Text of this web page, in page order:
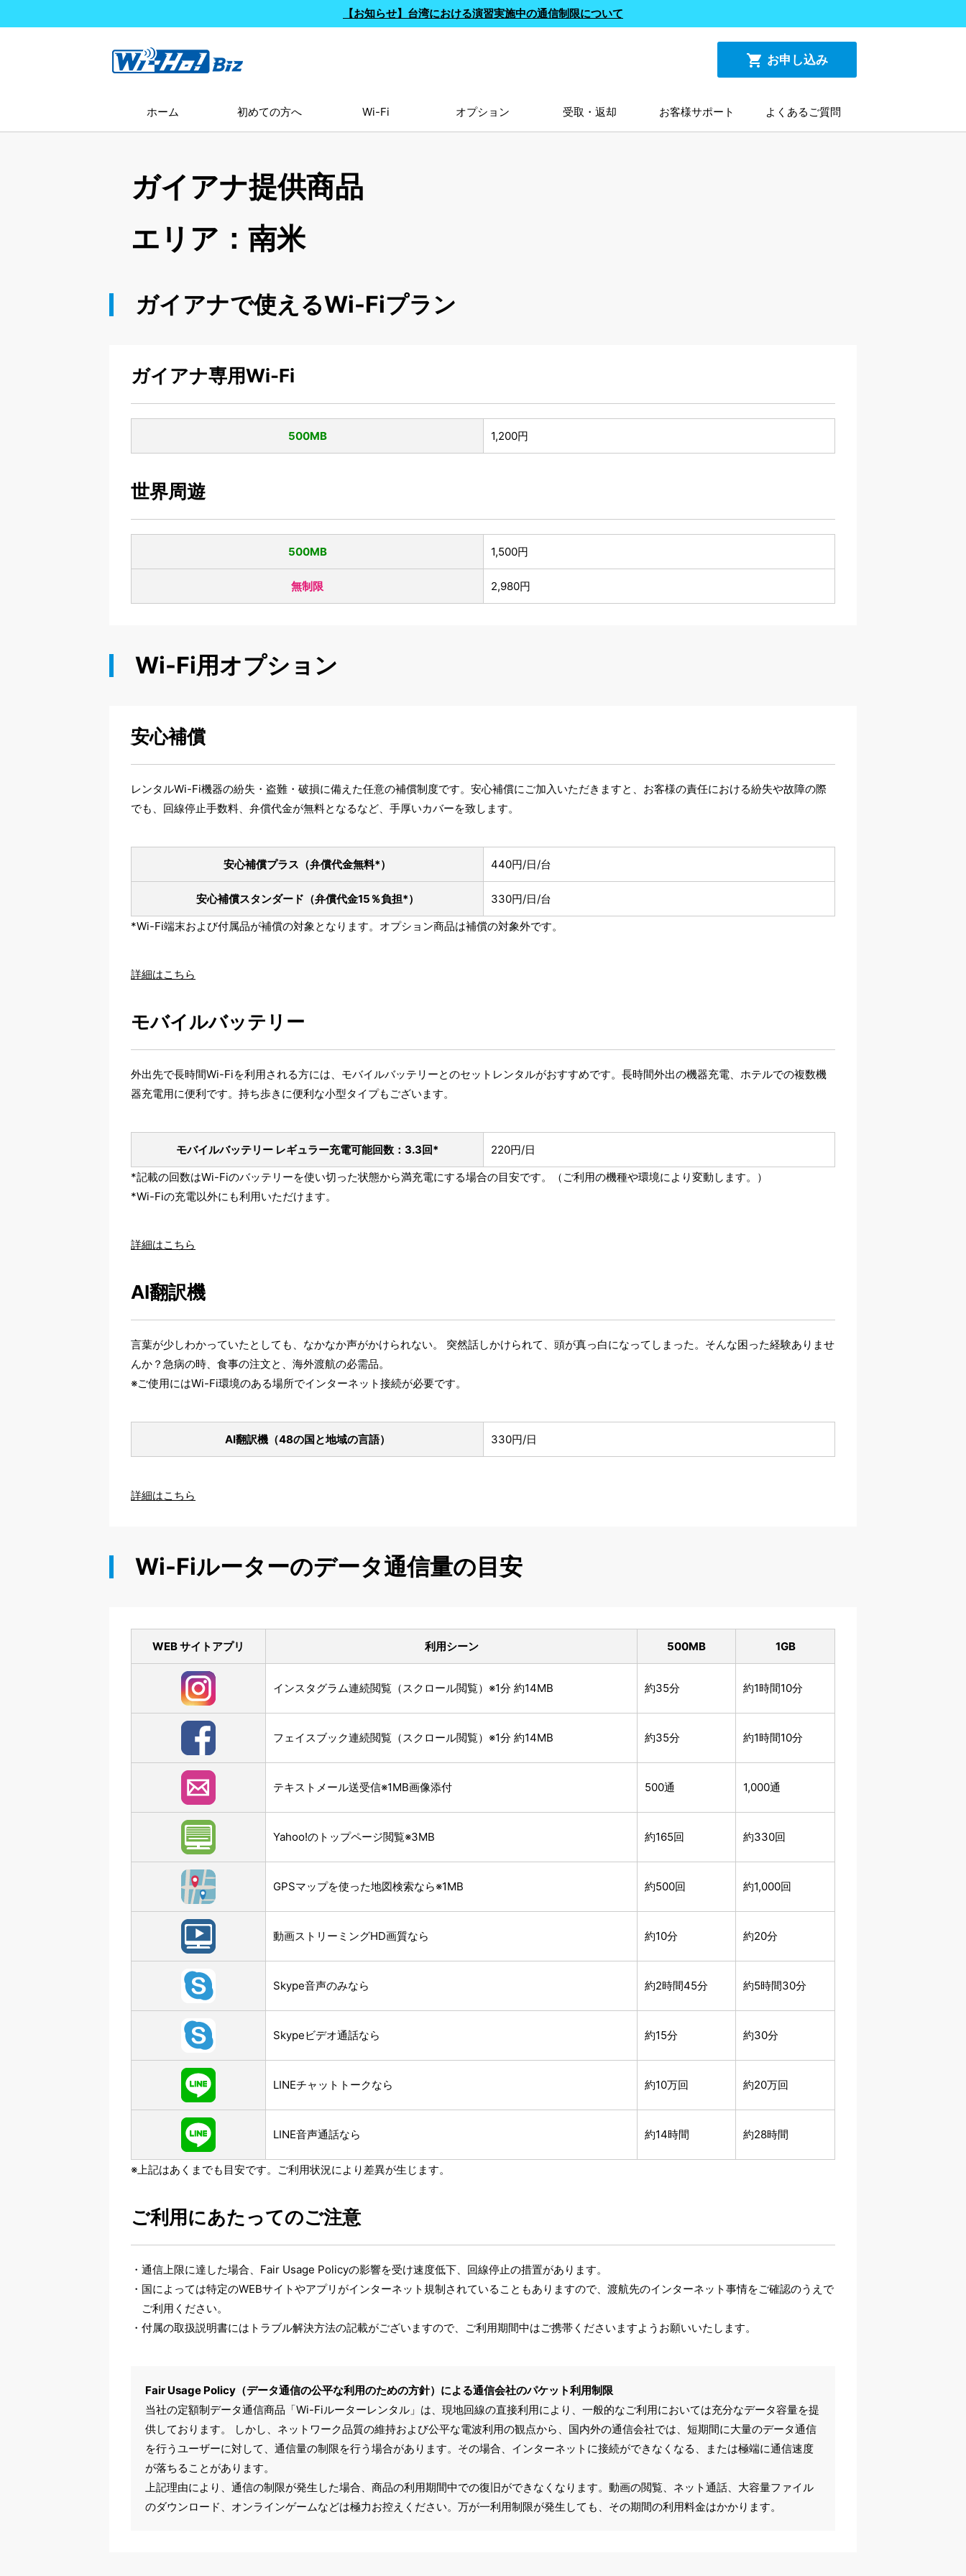
【お知らせ】台湾における演習実施中の通信制限について
shopping_cart お申し込み
ホーム 初めての方へ Wi-Fi オプション 受取・返却 お客様サポート よくあるご質問
ガイアナ提供商品
エリア：南米
ガイアナで使えるWi-Fiプラン
ガイアナ専用Wi-Fi
500MB 1,200円
世界周遊
500MB 1,500円
無制限 2,980円
Wi-Fi用オプション
安心補償
レンタルWi-Fi機器の紛失・盗難・破損に備えた任意の補償制度です。安心補償にご加入いただきますと、お客様の責任における紛失や故障の際
でも、回線停止手数料、弁償代金が無料となるなど、手厚いカバーを致します。
安心補償プラス （弁償代金無料*） 440円/日/台
安心補償スタンダード （弁償代金15％負担*）
330円/日/台
*Wi-Fi端末および付属品が補償の対象となります。オプション商品は補償の対象外です。
詳細はこちら
モバイルバッテリー
外出先で長時間Wi-Fiを利用される方には、モバイルバッテリーとのセットレンタルがおすすめです。長時間外出の機器充電、ホテルでの複数機
器充電用に便利です。持ち歩きに便利な小型タイプもございます。
モバイルバッテリー レギュラー充電可能回数：3.3回*
220円/日
*記載の回数はWi-Fiのバッテリーを使い切った状態から満充電にする場合の目安です。（ご利用の機種や環境により変動します。）
*Wi-Fiの充電以外にも利用いただけます。
詳細はこちら
AI翻訳機
言葉が少しわかっていたとしても、なかなか声がかけられない。 突然話しかけられて、頭が真っ白になってしまった。そんな困った経験ありませ
んか？急病の時、食事の注文と、海外渡航の必需品。
※ご使用にはWi-Fi環境のある場所でインターネット接続が必要です。
AI翻訳機（48の国と地域の言語） 330円/日
詳細はこちら
Wi-Fiルーターのデータ通信量の目安
WEB サイトアプリ 利用シーン 500MB 1GB
インスタグラム連続閲覧（スクロール閲覧）※1分 約14MB 約35分 約1時間10分
フェイスブック連続閲覧（スクロール閲覧）※1分 約14MB 約35分 約1時間10分
テキストメール送受信※1MB画像添付 500通 1,000通
Yahoo!のトップページ閲覧※3MB 約165回 約330回
GPSマップを使った地図検索なら※1MB 約500回 約1,000回
動画ストリーミングHD画質なら 約10分 約20分
Skype音声のみなら 約2時間45分 約5時間30分
Skypeビデオ通話なら 約15分 約30分
LINEチャットトークなら 約10万回 約20万回
LINE音声通話なら 約14時間 約28時間
※上記はあくまでも目安です。ご利用状況により差異が生じます。
ご利用にあたってのご注意
通信上限に達した場合、Fair Usage Policyの影響を受け速度低下、回線停止の措置があります。
国によっては特定のWEBサイトやアプリがインターネット規制されていることもありますので、渡航先のインターネット事情をご確認のうえで
ご利用ください。
付属の取扱説明書にはトラブル解決方法の記載がございますので、ご利用期間中はご携帯くださいますようお願いいたします。
Fair Usage Policy（データ通信の公平な利用のための方針）による通信会社のパケット利用制限
当社の定額制データ通信商品「Wi-Fiルーターレンタル」は、現地回線の直接利用により、一般的なご利用においては充分なデータ容量を提
供しております。 しかし、ネットワーク品質の維持および公平な電波利用の観点から、国内外の通信会社では、短期間に大量のデータ通信
を行うユーザーに対して、通信量の制限を行う場合があります。その場合、インターネットに接続ができなくなる、または極端に通信速度
が落ちることがあります。
上記理由により、通信の制限が発生した場合、商品の利用期間中での復旧ができなくなります。動画の閲覧、ネット通話、大容量ファイル
のダウンロード、オンラインゲームなどは極力お控えください。万が一利用制限が発生しても、その期間の利用料金はかかります。